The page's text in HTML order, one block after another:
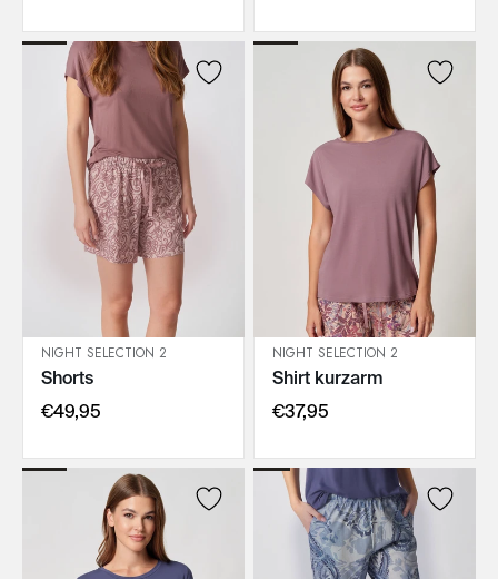
IN DEN WARENKORB
NIGHT SELECTION 2
Shorts
€49,95
IN DEN WARENKORB
NIGHT SELECTION 2
Shirt kurzarm
€37,95